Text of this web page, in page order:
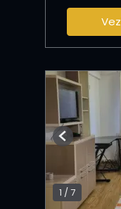
1 /7
Previous